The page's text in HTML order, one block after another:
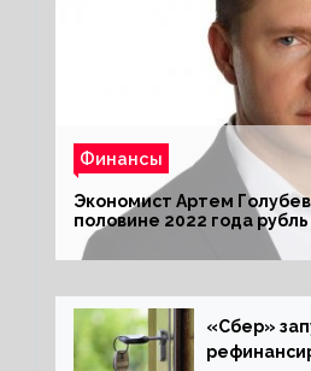
Финансы
Экономист Артем
половине 2022 года
комфортный курс
«Сбер»